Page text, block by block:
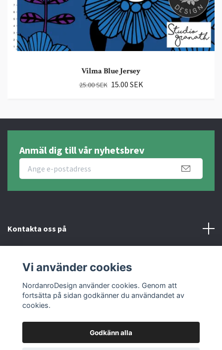
Vilma Blue Jersey
25.00 SEK 15.00 SEK
Anmäl dig till vår nyhetsbrev
Kontakta oss på
Sociala medier
Vi använder cookies
NordanroDesign använder cookies. Genom att
fortsätta på sidan godkänner du användandet av
cookies.
Godkänn alla